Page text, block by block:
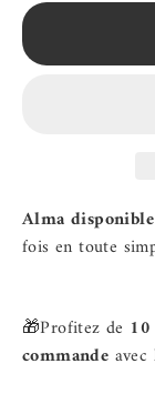
Alma
fois en toute
🎁Profitez de
commande